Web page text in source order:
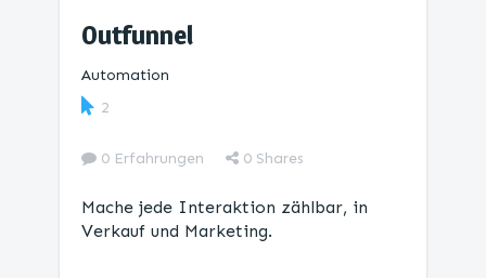
Outfunnel
Automation
2
0 Erfahrungen 0 Shares
Mache jede Interaktion zählbar, in
Verkauf und Marketing.